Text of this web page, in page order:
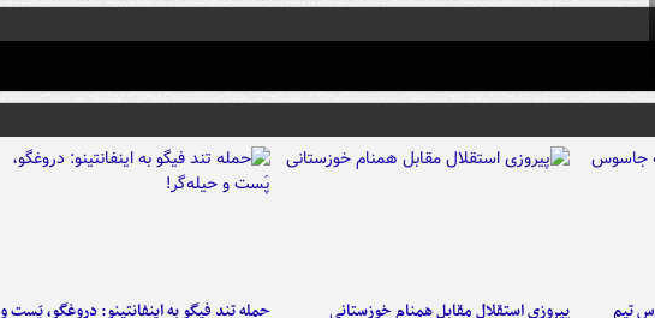
تیم پیروزی استقلال مقابل همنام خوزستانی حمله تند فیگو به اینفانتینو: دروغگو، پَست‌ و